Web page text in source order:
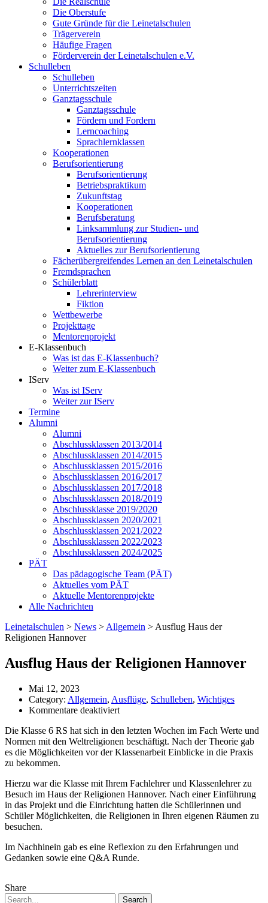
Die Oberstufe
Gute Gründe für die Leinetalschulen
Trägerverein
Häufige Fragen
Förderverein der Leinetalschulen e.V.
Schulleben
Schulleben
Unterrichtszeiten
Ganztagsschule
Ganztagsschule
Fördern und Fordern
Lerncoaching
Sprachlernklassen
Kooperationen
Berufsorientierung
Berufsorientierung
Betriebspraktikum
Zukunftstag
Kooperationen
Berufsberatung
Linksammlung zur Studien- und
Berufsorientierung
Aktuelles zur Berufsorientierung
Fächerübergreifendes Lernen an den Leinetalschulen
Fremdsprachen
Schülerblatt
Lehrerinterview
Fiktion
Wettbewerbe
Projekttage
Mentorenprojekt
E-Klassenbuch
Was ist das E-Klassenbuch?
Weiter zum E-Klassenbuch
IServ
Was ist IServ
Weiter zur IServ
Termine
Alumni
Alumni
Abschlussklassen 2013/2014
Abschlussklassen 2014/2015
Abschlussklassen 2015/2016
Abschlussklassen 2016/2017
Abschlussklassen 2017/2018
Abschlussklassen 2018/2019
Abschlussklasse 2019/2020
Abschlussklassen 2020/2021
Abschlussklassen 2021/2022
Abschlussklassen 2022/2023
Abschlussklassen 2024/2025
PÄT
Das pädagogische Team (PÄT)
Aktuelles vom PÄT
Aktuelle Mentorenprojekte
Alle Nachrichten
Leinetalschulen > News > Allgemein > Ausflug Haus der
Religionen Hannover
Ausflug Haus der Religionen Hannover
Mai 12, 2023
Category: Allgemein, Ausflüge, Schulleben, Wichtiges
Kommentare deaktiviertfür
Haus
der
Religionen
Die Klasse 6 RS hat sich in den letzten Wochen im Fach Werte und
Normen mit den Weltreligionen beschäftigt. Nach der Theorie gab
es die Möglichkeiten vor der Klassenarbeit Einblicke in die Praxis
zu bekommen.
Hierzu war die Klasse mit Ihrem Fachlehrer und Klassenlehrer zu
Besuch im Haus der Religionen Hannover. Nach einer Einführung
in das Projekt und die Einrichtung hatten die Schülerinnen und
Schüler Möglichkeiten, die Religionen in Ihren eigenen Räumen zu
besuchen.
Im Nachhinein gab es eine Reflexion zu den Erfahrungen und
Gedanken sowie eine Q&A Runde.
Share
Search